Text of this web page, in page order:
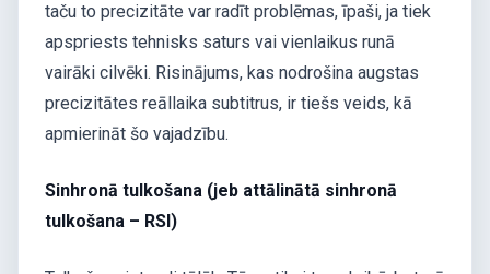
taču to precizitāte var radīt problēmas, īpaši, ja tiek
apspriests tehnisks saturs vai vienlaikus runā
vairāki cilvēki. Risinājums, kas nodrošina augstas
precizitātes reāllaika subtitrus, ir tiešs veids, kā
apmierināt šo vajadzību.
Sinhronā tulkošana (jeb attālinātā sinhronā
tulkošana – RSI)